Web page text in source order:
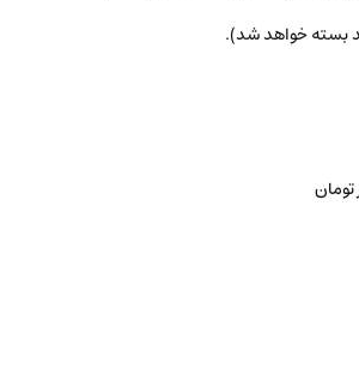
بسته خواهد شد).